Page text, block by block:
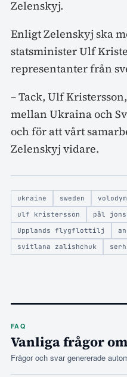
Zelenskyj.
Enligt Zelenskyj ska
statsminister Ulf
representanter från
– Tack, Ulf
mellan Ukraina och
och för att vårt
Zelenskyj vidare.
ukraine sweden
ulf kristersson
pål
Upplands flygflottilj
svitlana zalishchuk
FAQ
Vanliga frågor
Frågor och svar genererade